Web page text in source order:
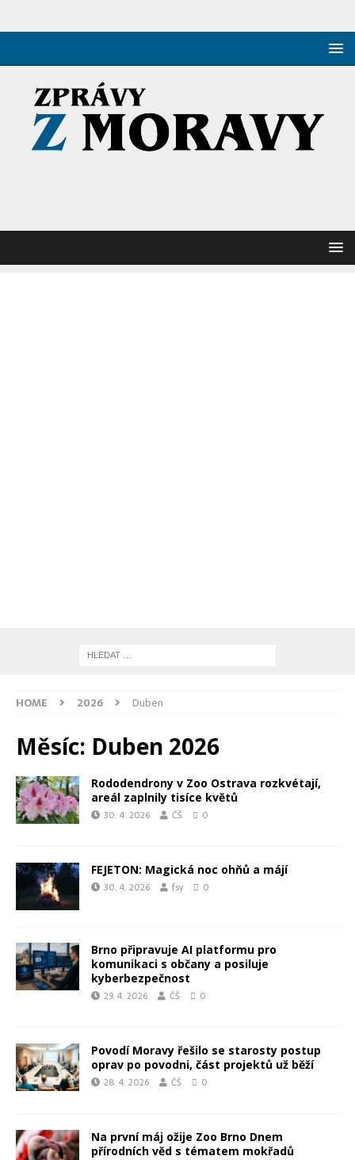
HOME 2026 Duben
Měsíc: Duben 2026
Rododendrony v Zoo Ostrava rozkvétají,
areál zaplnily tisíce květů
30. 4. 2026 ČŠ 0
FEJETON: Magická noc ohňů a májí
30. 4. 2026 fsy 0
Brno připravuje AI platformu pro
komunikaci s občany a posiluje
kyberbezpečnost
29. 4. 2026 ČŠ 0
Povodí Moravy řešilo se starosty postup
oprav po povodni, část projektů už běží
28. 4. 2026 ČŠ 0
Na první máj ožije Zoo Brno Dnem
přírodních věd s tématem mokřadů